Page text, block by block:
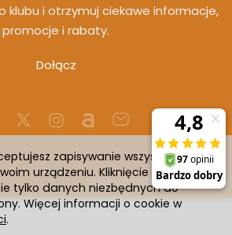
klubu i otrzymuj ciekawe informacje,
promocje i rabaty.
Dołącz
Sklep internetowy SOTESHOP AI
zapisywanie wszystkich
urządzeniu. Kliknięcie “Odmowa”
tylko danych niezbędnych do
Więcej informacji o cookie w
.